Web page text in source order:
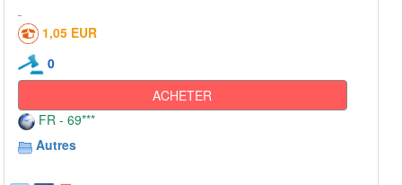
1,05 EUR
0
ACHETER
FR - 69***
Autres